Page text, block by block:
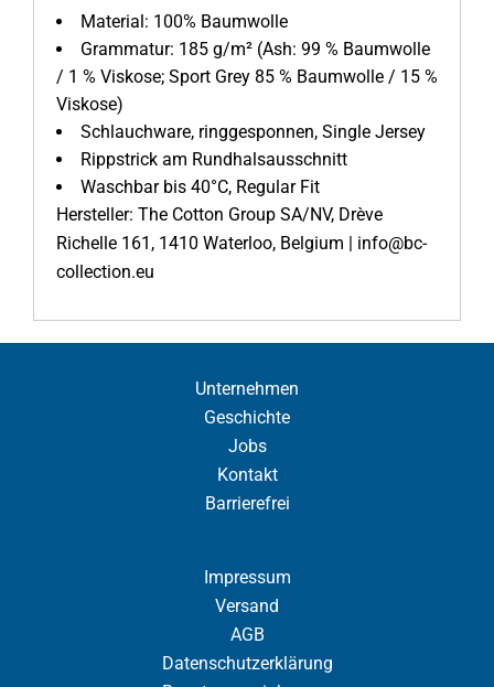
Material: 100% Baumwolle
Grammatur: 185 g/m² (Ash: 99 % Baumwolle
/ 1 % Viskose; Sport Grey 85 % Baumwolle / 15 %
Viskose)
Schlauchware, ringgesponnen, Single Jersey
Rippstrick am Rundhalsausschnitt
Waschbar bis 40°C, Regular Fit
Hersteller: The Cotton Group SA/NV, Drève
Richelle 161, 1410 Waterloo, Belgium | info@bc-
collection.eu
Unternehmen
Geschichte
Jobs
Kontakt
Barrierefrei
Impressum
Versand
AGB
Datenschutzerklärung